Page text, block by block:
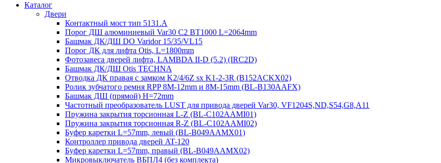
Каталог
Двери
Контактный мост тип 5131.A
Порог ДШ алюминиевый Var30 C2 BT1000 L=2064mm
Башмак ДК/ДШ DO Varidor 15/35/VL15
Порог ДК для лифта Otis, L=1800mm
Фотозавеса дверей лифта, LAMBDA II-D (5.2) (IRC2D)
Башмак ДК/ДШ Otis TECHNA
Отводка ДК правая с замком K2/4/6Z sx K1-2-3R (B152ACKX02)
Ролик зубчатого ремня RPP 8M-12mm и 8M-15mm (BL-B130AAFX)
Башмак ДШ (прямой) H=72mm
Частотный преобразователь LUST для привода дверей Var30, VF1204S,ND,S54,G8,A11
Пружина закрытия торсионная L-Z (BL-C102AAMI01)
Пружина закрытия торсионная R-Z (BL-C102AAMI02)
Буфер каретки L=57mm, левый (BL-B049AAMX01)
Контроллер привода дверей AT-120
Буфер каретки L=57mm, правый (BL-B049AAMX02)
Микровыключатель ВБПЛ4 (без комплекта)